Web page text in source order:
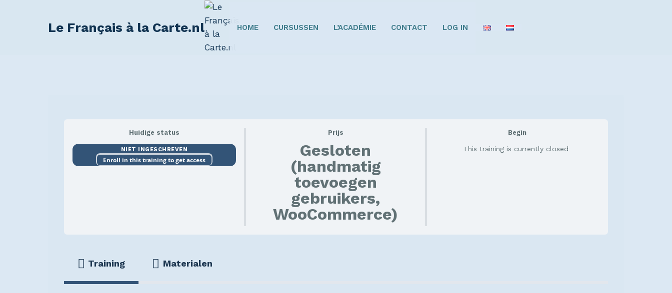
Le Français à la Carte.nl HOME CURSUSSEN L’ACADÉMIE CONTACT LOG IN
Huidige status
NIET INGESCHREVEN
Enroll in this training to get access
Prijs
Gesloten
(handmatig
toevoegen
gebruikers,
WooCommerce)
Begin
This training is currently closed
Training Materialen